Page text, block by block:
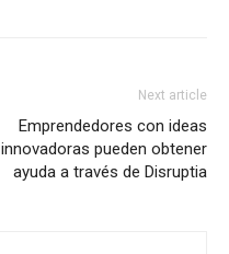
Next article
Emprendedores con ideas
innovadoras pueden obtener
ayuda a través de Disruptia